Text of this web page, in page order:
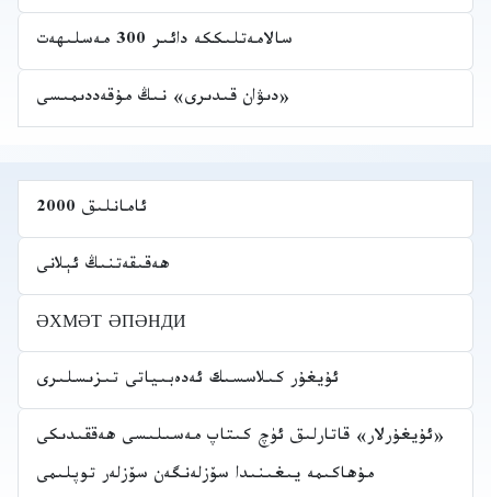
سالامەتلىككە دائىر 300 مەسلىھەت
«دىۋان قىدىرى» نىڭ مۇقەددىمىسى
ئامانلىق 2000
ھەقىقەتنىڭ ئېلانى
ӘХМӘТ ӘПӘНДИ
ئۇيغۇر كىلاسسىك ئەدەبىياتى تىزىسلىرى
«ئۇيغۇرلار» قاتارلىق ئۈچ كىتاپ مەسىلىسى ھەققىدىكى
مۇھاكىمە يىغىنىدا سۆزلەنگەن سۆزلەر توپلىمى